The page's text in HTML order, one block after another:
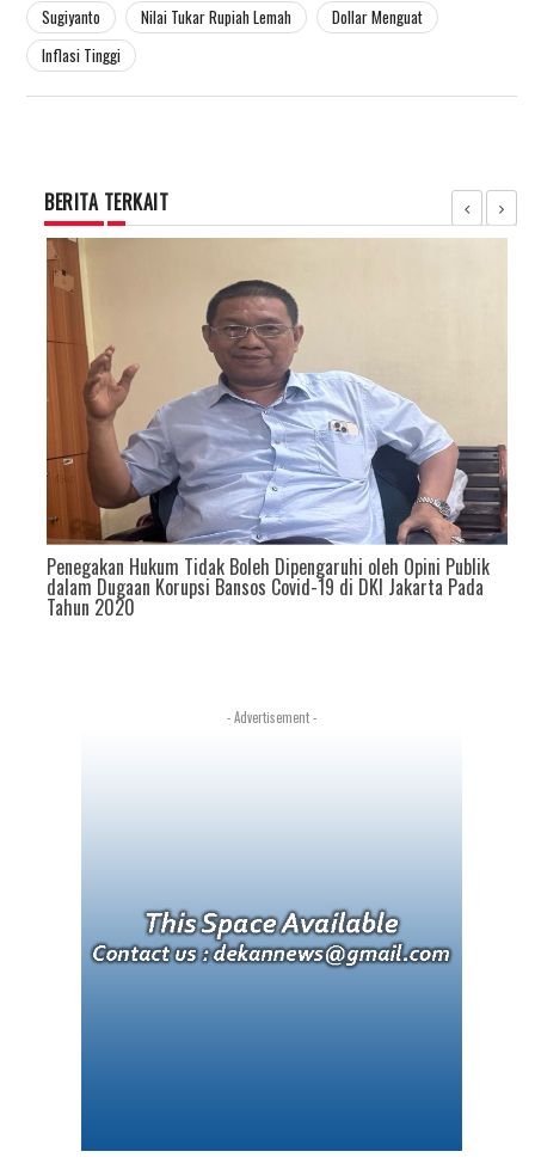
Sugiyanto Nilai Tukar Rupiah Lemah
Dollar Menguat
Inflasi Tinggi
BERITA TERKAIT
Penegakan Hukum Tidak Boleh Dipengaruhi oleh Opini Publik
dalam Dugaan Korupsi Bansos Covid-19 di DKI Jakarta Pada
Tahun 2020
- Advertisement -